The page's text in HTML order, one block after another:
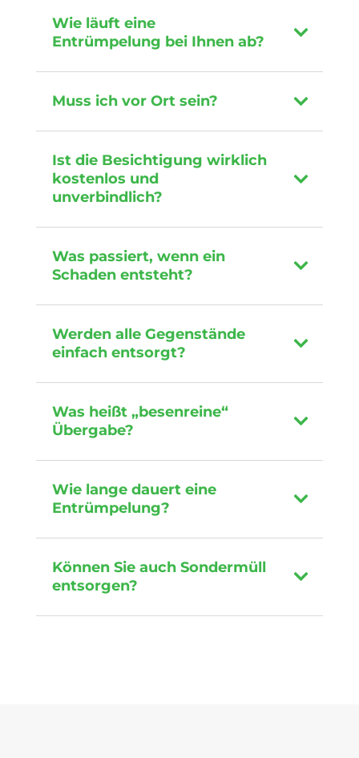
Wie läuft eine
Entrümpelung bei Ihnen ab?
Muss ich vor Ort sein?
Ist die Besichtigung wirklich
kostenlos und
unverbindlich?
Was passiert, wenn ein
Schaden entsteht?
Werden alle Gegenstände
einfach entsorgt?
Was heißt „besenreine“
Übergabe?
Wie lange dauert eine
Entrümpelung?
Können Sie auch Sondermüll
entsorgen?